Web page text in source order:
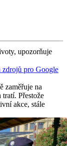
upozorňuje
zdrojů pro Google
zaměřuje na
Přestože
akce, stále